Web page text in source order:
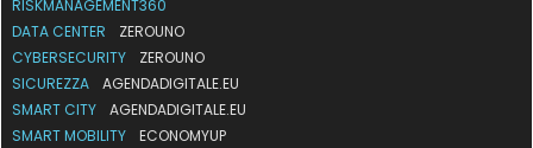
RISKMANAGEMENT360
DATA CENTER
ZEROUNO
CYBERSECURITY
ZEROUNO
SICUREZZA
AGENDADIGITALE.EU
SMART CITY
AGENDADIGITALE.EU
SMART MOBILITY
ECONOMYUP